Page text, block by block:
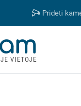
Prideti
VIETOJE